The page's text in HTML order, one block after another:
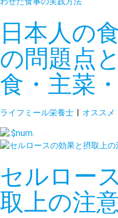
日本人の
の問題点
食・主菜
ライフミール栄養士 | オススメ
セルロー
取上の注